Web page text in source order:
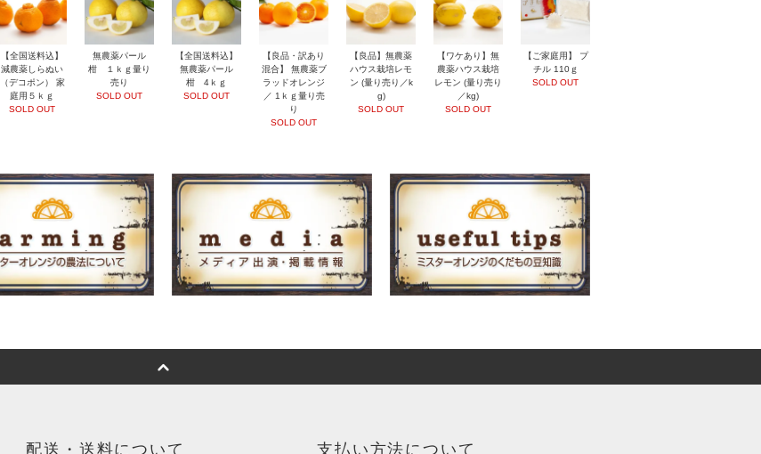
【全国送料込】
減農薬しらぬい
（デコポン） 家
庭用５ｋｇ
SOLD OUT
無農薬パール
柑 １ｋｇ量り
売り
SOLD OUT
【全国送料込】
無農薬パール
柑 4ｋｇ
SOLD OUT
【良品・訳あり
混合】 無農薬ブ
ラッドオレンジ
／ 1ｋｇ量り売
り
SOLD OUT
【良品】無農薬
ハウス栽培レモ
ン (量り売り／k
g)
SOLD OUT
【ワケあり】無
農薬ハウス栽培
レモン (量り売り
／kg)
SOLD OUT
【ご家庭用】 プ
チル 110ｇ
SOLD OUT
配送・送料について 支払い方法について